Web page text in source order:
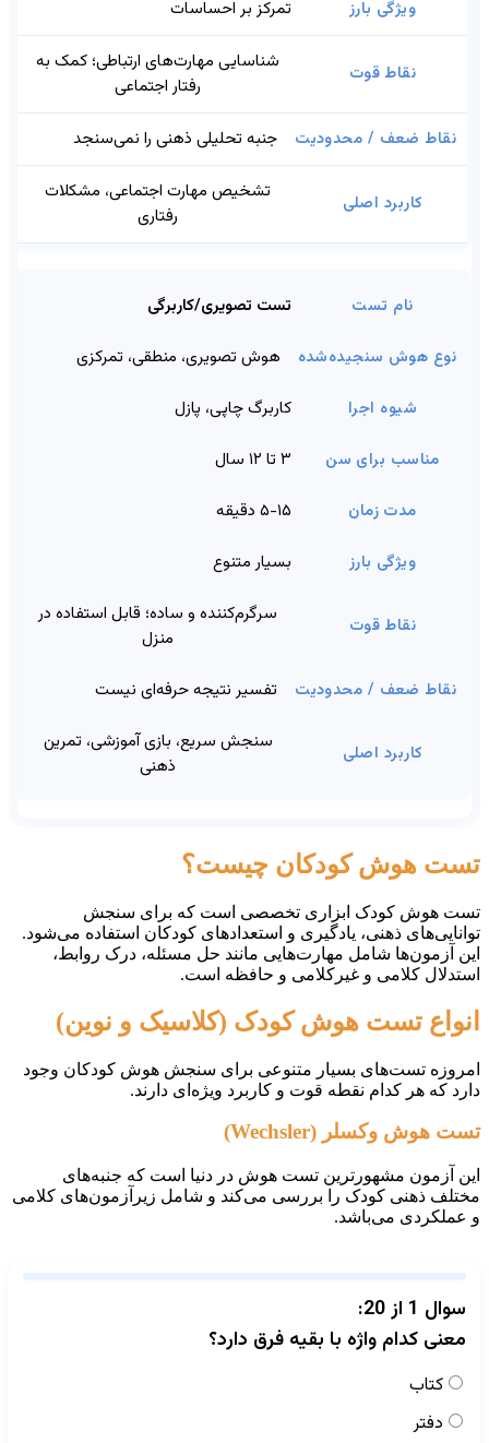
تمرکز بر احساسات
شناسایی مهارت‌های ارتباطی؛ کمک به
رفتار اجتماعی
جنبه تحلیلی ذهنی را نمی‌سنجد
تشخیص مهارت اجتماعی، مشکلات
رفتاری
تست تصویری/کاربرگی
هوش تصویری، منطقی، تمرکزی
کاربرگ چاپی، پازل
۳ تا ۱۲ سال
۵-۱۵ دقیقه
بسیار متنوع
سرگرم‌کننده و ساده؛ قابل استفاده در
منزل
تفسیر نتیجه حرفه‌ای نیست
سنجش سریع، بازی آموزشی، تمرین
ذهنی
تست هوش کودکان چیست؟
تست هوش کودک ابزاری تخصصی است که برای سنجش
توانایی‌های ذهنی، یادگیری و استعدادهای کودکان استفاده می‌شود.
این آزمون‌ها شامل مهارت‌هایی مانند حل مسئله، درک روابط،
استدلال کلامی و غیرکلامی و حافظه است.
انواع تست هوش کودک (کلاسیک و نوین)
امروزه تست‌های بسیار متنوعی برای سنجش هوش کودکان وجود
دارد که هر کدام نقطه قوت و کاربرد ویژه‌ای دارند.
تست هوش وکسلر (Wechsler)
این آزمون مشهورترین تست هوش در دنیا است که جنبه‌های
مختلف ذهنی کودک را بررسی می‌کند و شامل زیرآزمون‌های کلامی
و عملکردی می‌باشد.
سوال 1 از 20:
معنی کدام واژه با بقیه فرق دارد؟
کتاب
دفتر